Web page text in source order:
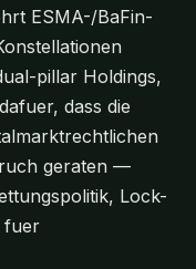
ESMA-/BaFin-
pillar Holdings,
dass die
geraten —
Lock-
fuer